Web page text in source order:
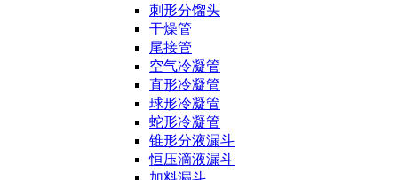
刺形分馏头
干燥管
尾接管
空气冷凝管
直形冷凝管
球形冷凝管
蛇形冷凝管
锥形分液漏斗
恒压滴液漏斗